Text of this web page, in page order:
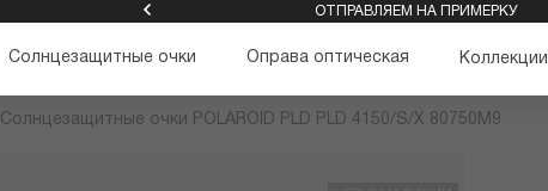
ОТПРАВЛЯЕМ НА ПРИМЕРКУ
Солнцезащитные очки Оправа оптическая Коллекции
Солнцезащитные очки POLAROID PLD PLD 4150/S/X 80750M9